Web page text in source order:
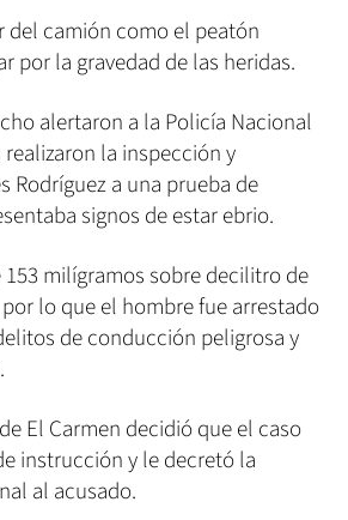
camión como el peatón
por la gravedad de las heridas.
alertaron a la Policía Nacional
realizaron la inspección y
Rodríguez a una prueba de
signos de estar ebrio.
milígramos sobre decilitro de
lo que el hombre fue arrestado
de conducción peligrosa y
El Carmen decidió que el caso
instrucción y le decretó la
al acusado.